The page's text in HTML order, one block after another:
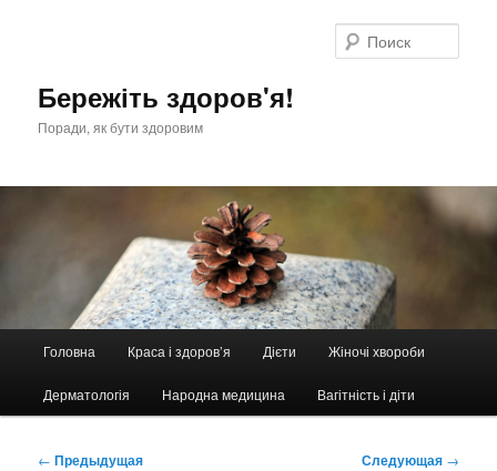
Бережіть здоров'я!
Поради, як бути здоровим
Головна Краса і здоров’я Дієти Жіночі хвороби
Дерматологія Народна медицина Вагітність і діти
Навигация
← Предыдущая Следующая →